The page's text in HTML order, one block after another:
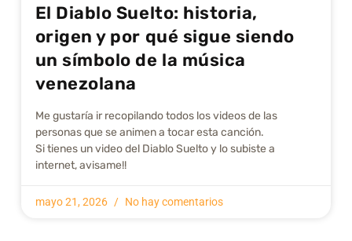
El Diablo Suelto: historia,
origen y por qué sigue siendo
un símbolo de la música
venezolana
Me gustarí­a ir recopilando todos los videos de las
personas que se animen a tocar esta canción.
Si tienes un video del Diablo Suelto y lo subiste a
internet, avisame!!
mayo 21, 2026 No hay comentarios